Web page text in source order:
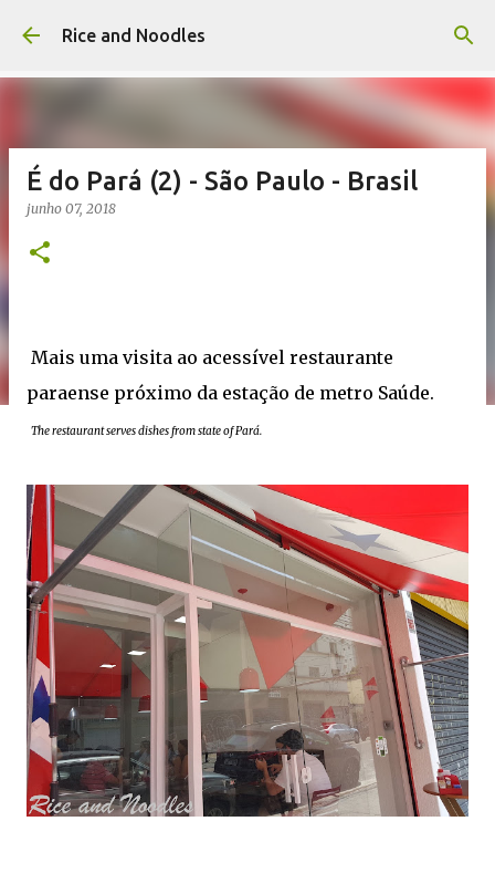
Pular para o conteúdo principal
Rice and Noodles
É do Pará (2) - São Paulo - Brasil
junho 07, 2018
Mais uma visita ao acessível restaurante
paraense próximo da estação de metro Saúde.
The restaurant serves dishes from state of Pará.